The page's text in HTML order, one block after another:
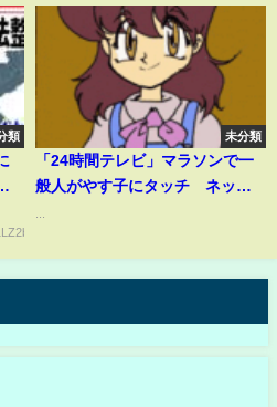
類
join...
未分類
「24時間テレビ」マラソンで一
般人がやす子にタッチ ネット